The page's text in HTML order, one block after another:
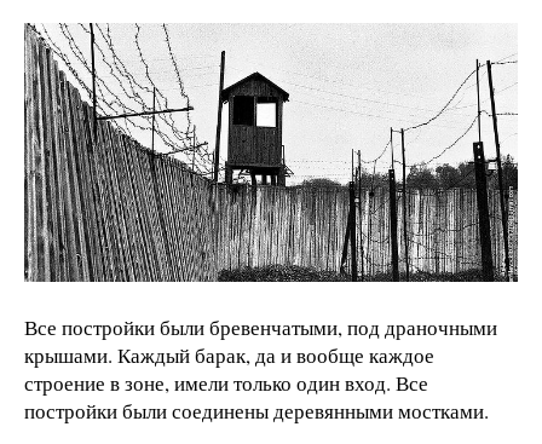
Все постройки были бревенчатыми, под драночными
крышами. Каждый барак, да и вообще каждое
строение в зоне, имели только один вход. Все
постройки были соединены деревянными мостками.